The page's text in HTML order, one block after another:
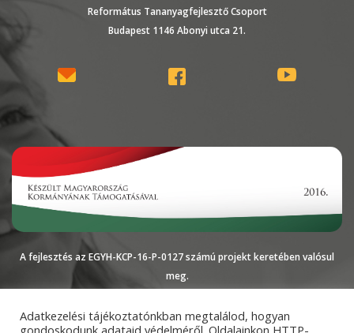
Református Tananyagfejlesztő Csoport
Budapest 1146 Abonyi utca 21.
A fejlesztés az EGYH-KCP-16-P-0127 számú projekt keretében valósul
meg.
Magyarországi
Református Egyház
Impresszum
Adatkezelési
tájékoztató
Adatkezelési tájékoztatónkban megtalálod, hogyan
gondoskodunk adataid védelméről. Oldalainkon HTTP-